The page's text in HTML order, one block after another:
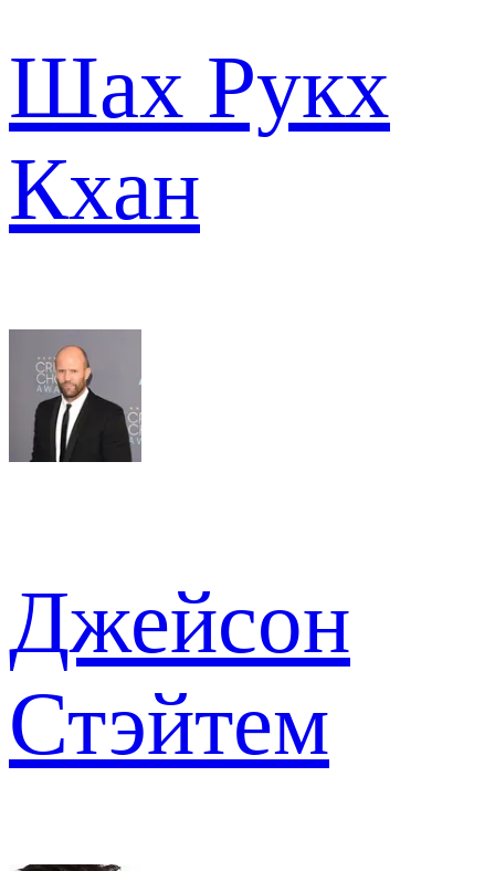
Шах Рукх
Кхан
Джейсон
Стэйтем